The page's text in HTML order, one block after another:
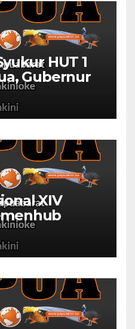
HUT 1
Gubernur
Peran
XIV